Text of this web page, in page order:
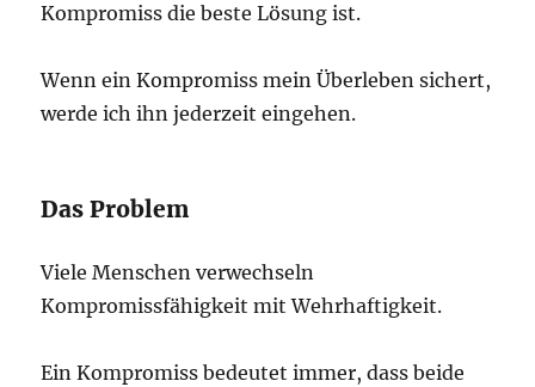
Kompromiss die beste Lösung ist.
Wenn ein Kompromiss mein Überleben sichert,
werde ich ihn jederzeit eingehen.
Das Problem
Viele Menschen verwechseln
Kompromissfähigkeit mit Wehrhaftigkeit.
Ein Kompromiss bedeutet immer, dass beide